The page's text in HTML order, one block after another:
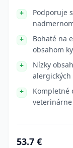
Podporuje
Bohaté na
obsahom
Nízky
alergických
Kompletné
veterinárne
53.7 €